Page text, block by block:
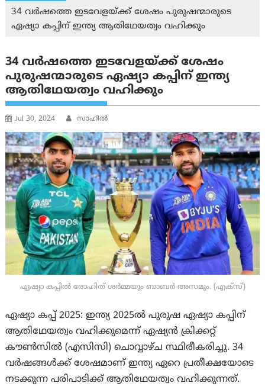
34 വർഷത്തെ ഇടവേളയ്ക്ക് ശേഷം പുരുഷന്മാരുടെ
ഏഷ്യാ കപ്പിന് ഇന്ത്യ ആതിഥേയത്വം വഹിക്കും
34 വർഷത്തെ ഇടവേളയ്ക്ക് ശേഷം
പുരുഷന്മാരുടെ ഏഷ്യാ കപ്പിന് ഇന്ത്യ
ആതിഥേയത്വം വഹിക്കും
Jul 30, 2024 സാഹില്‍
ഏഷ്യാ കപ്പിൽ രോഹിത് ശർമ്മയും ബാബർ അസമും. (എക്സ്)
ഏഷ്യാ കപ്പ് 2025: ഇന്ത്യ 2025ൽ പുരുഷ ഏഷ്യാ കപ്പിന്
ആതിഥേയത്വം വഹിക്കുമെന്ന് ഏഷ്യൻ ക്രിക്കറ്റ്
കൗൺസിൽ (എസിസി) ചൊവ്വാഴ്ച സ്ഥിരീകരിച്ചു. 34
വർഷങ്ങൾക്ക് ശേഷമാണ് ഇന്ത്യ ഏറെ പ്രതീക്ഷയോടെ
നടക്കുന്ന പരിപാടിക്ക് ആതിഥേയത്വം വഹിക്കുന്നത്.